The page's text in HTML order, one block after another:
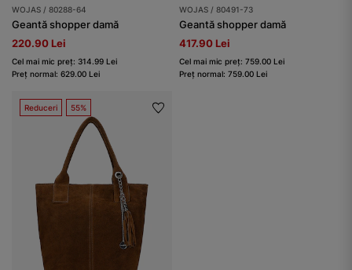
WOJAS / 80288-64
Geantă shopper damă
220.90 Lei
Cel mai mic preț: 314.99 Lei
Preț normal: 629.00 Lei
WOJAS / 80491-73
Geantă shopper damă
417.90 Lei
Cel mai mic preț: 759.00 Lei
Preț normal: 759.00 Lei
Reduceri 55%